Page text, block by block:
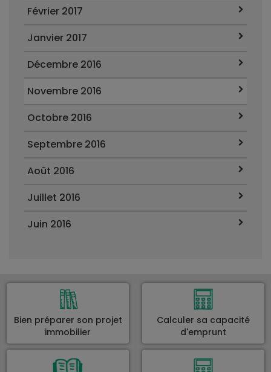
Février 2017
Janvier 2017
Décembre 2016
Novembre 2016
Octobre 2016
Septembre 2016
Août 2016
Juillet 2016
Juin 2016
Bien préparer son projet
immobilier
Calculer sa capacité
d'emprunt